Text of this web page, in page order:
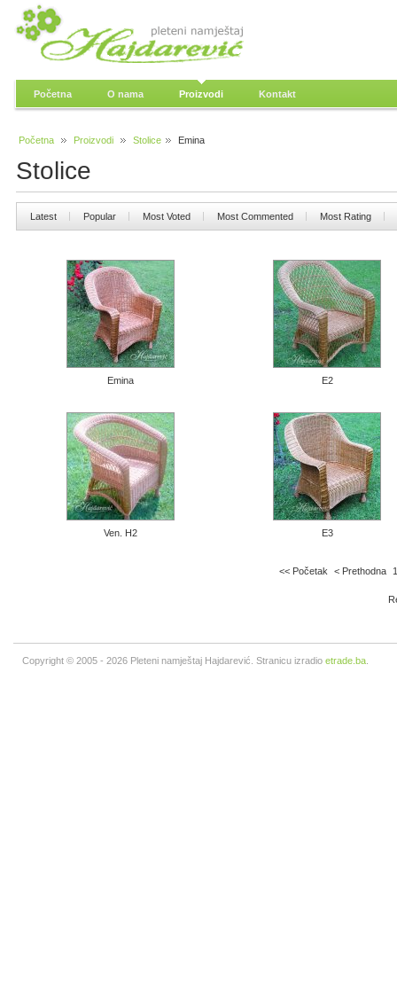
Početna O nama Proizvodi Kontakt
Početna Proizvodi Stolice Emina
Stolice
Latest Popular Most Voted Most Commented Most Rating
Emina E2
Ven. H2 E3
<< Početak < Prethodna 1
Copyright © 2005 - 2026 Pleteni namještaj Hajdarević. Stranicu izradio etrade.ba